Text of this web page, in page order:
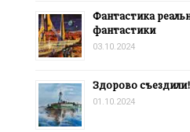
Фантастика
фантастики
03.10.2024
Здорово съездили!
01.10.2024